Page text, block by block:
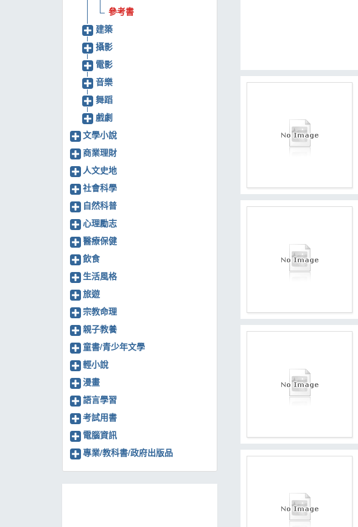
參考書
建築
攝影
電影
音樂
舞蹈
戲劇
文學小說
商業理財
人文史地
社會科學
自然科普
心理勵志
醫療保健
飲食
生活風格
旅遊
宗教命理
親子教養
童書/青少年文學
輕小說
漫畫
語言學習
考試用書
電腦資訊
專業/教科書/政府出版品